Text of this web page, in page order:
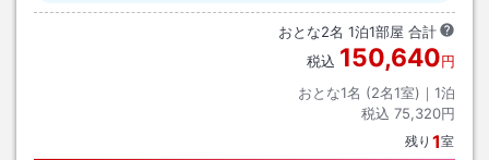
おとな2名 1泊1部屋 合計
税込 150,640円
おとな1名 (2名1室)｜ 1泊
税込 75,320円
残り 1室